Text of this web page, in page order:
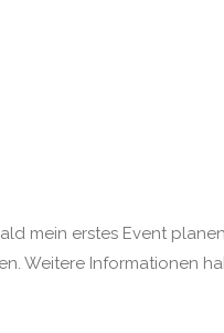
mein erstes Event
Weitere Informationen